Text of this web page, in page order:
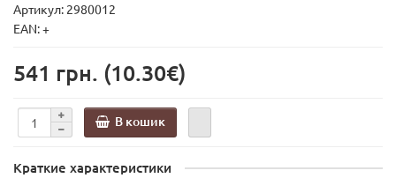
Артикул: 2980012
EAN: +
541 грн. (10.30€)
В кошик
Краткие характеристики